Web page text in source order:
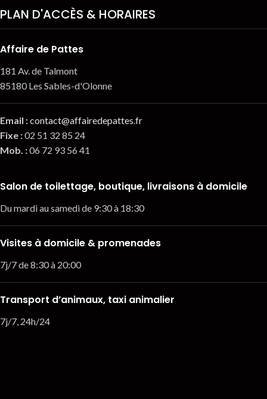
PLAN D'ACCÈS & HORAIRES
Affaire de Pattes
181 Av. de Talmont
85180 Les Sables-d'Olonne
Email :contact@affairedepattes.fr
Fixe :02 51 32 85 24
Mob. :06 72 93 56 41
Salon de toilettage, boutique, livraisons à domicile
Du mardi au samedi de 9:30 à 18:30
Visites à domicile & promenades
7j/7 de 8:30 à 20:00
Transport d’animaux, taxi animalier
7j/7, 24h/24